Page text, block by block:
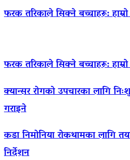
फरक तरिकाले सिक्ने बच्चाहरू:
फरक तरिकाले सिक्ने बच्चाहरू:
क्यान्सर रोगको उपचारका लागि
गराइने
कडा निमोनिया रोकथामका लागि
निर्देशन